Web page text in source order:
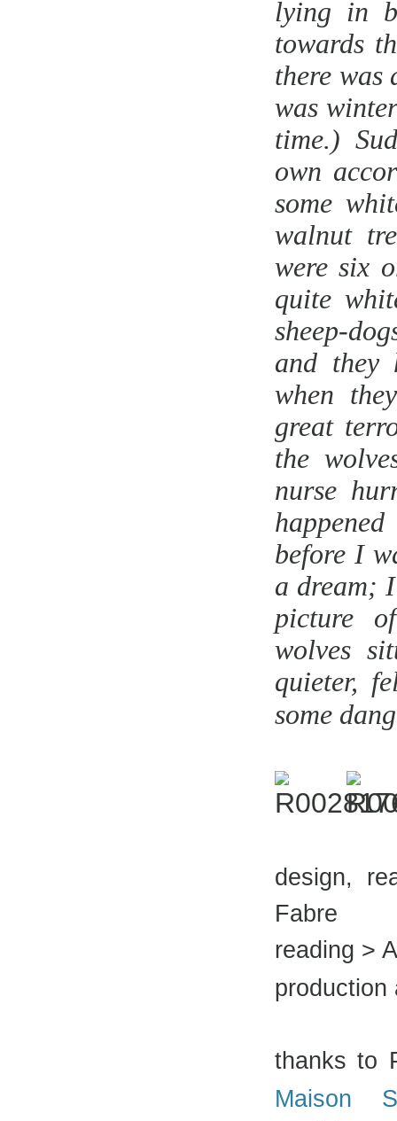
lying in
towards
there was
was
time.)
own
some
walnut
were six
quite
sheep-
and they
when
great
the
nurse
before I
a dream;
picture
wolves
quieter,
some
design,
Fabre
reading >
production
thanks to
Maison